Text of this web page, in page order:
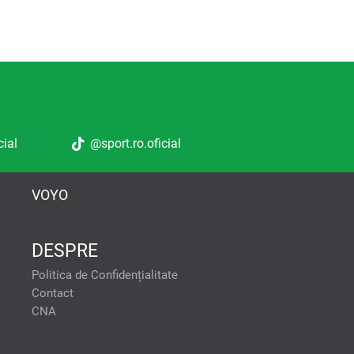
@sport.ro.oficial
VOYO
DESPRE
Politica de Confidențialitate
Contact
CNA
pentru a oferi:
reclamelor. Stocarea
profilurilor pentru
de conținut personalizat.
Crearea profilurilor
conținutului. Înțelegerea